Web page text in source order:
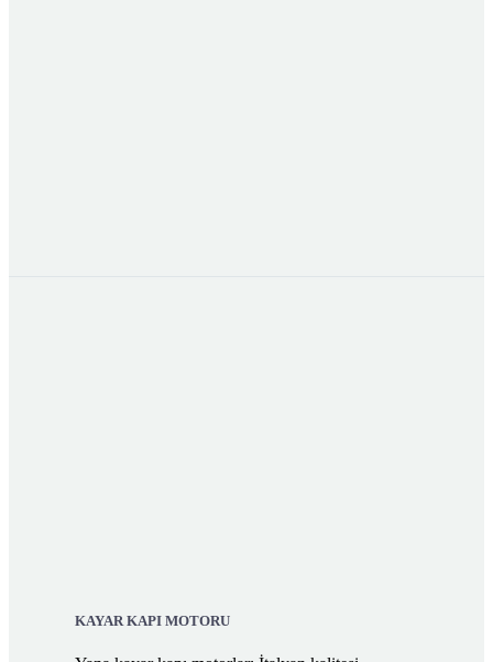
KAYAR KAPI MOTORU